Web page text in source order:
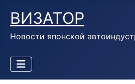
ВИЗАТОР
Новости японской